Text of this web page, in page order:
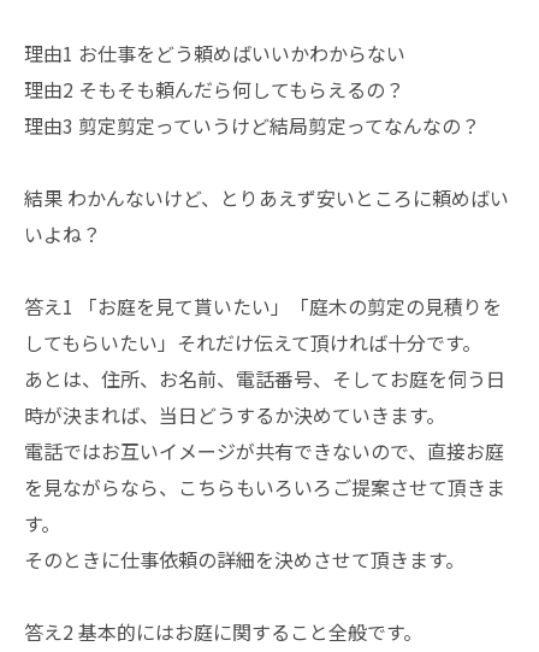
理由1 お仕事をどう頼めばいいかわからない
理由2 そもそも頼んだら何してもらえるの？
理由3 剪定剪定っていうけど結局剪定ってなんなの？
結果 わかんないけど、とりあえず安いところに頼めばい
いよね？
答え1 「お庭を見て貰いたい」「庭木の剪定の見積りを
してもらいたい」それだけ伝えて頂ければ十分です。
あとは、住所、お名前、電話番号、そしてお庭を伺う日
時が決まれば、当日どうするか決めていきます。
電話ではお互いイメージが共有できないので、直接お庭
を見ながらなら、こちらもいろいろご提案させて頂きま
す。
そのときに仕事依頼の詳細を決めさせて頂きます。
答え2 基本的にはお庭に関すること全般です。